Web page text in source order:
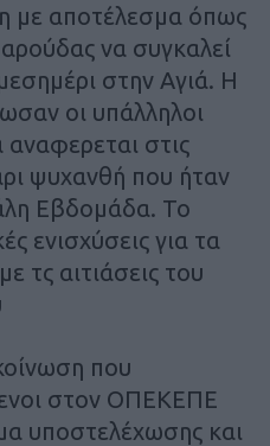
με αποτέλεσμα όπως
να συγκαλεί
στην Αγιά. Η
οι υπάλληλοι
στις
ψυχανθή που ήταν
Εβδομάδα. Το
ενισχύσεις για τα
τς αιτιάσεις του
που
στον ΟΠΕΚΕΠΕ
υποστελέχωσης και